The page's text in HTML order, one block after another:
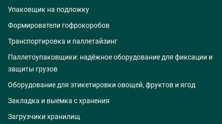
Упаковщик на подложку
Формирователи гофрокоробов
Транспортировка и паллетайзинг
Паллетоупаковщики: надёжное оборудование для фиксации и
защиты грузов
Оборудование для этикетировки овощей, фруктов и ягод
Закладка и выемка с хранения
Загрузчики хранилищ